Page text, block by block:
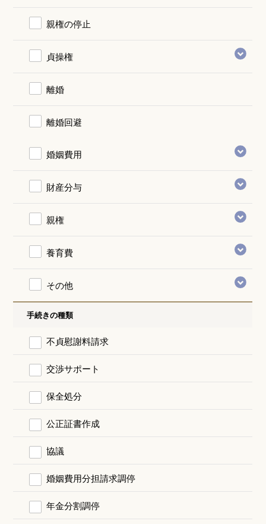
親権の停止
貞操権
離婚
離婚回避
婚姻費用
財産分与
親権
養育費
その他
手続きの種類
不貞慰謝料請求
交渉サポート
保全処分
公正証書作成
協議
婚姻費用分担請求調停
年金分割調停